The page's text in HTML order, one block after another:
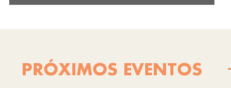
PRÓXIMOS EVENTOS